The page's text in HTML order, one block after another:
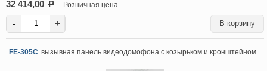
32 414,00 P Розничная цена
- +
FE-305C вызывная панель видеодомофона с козырьком и кронштейном